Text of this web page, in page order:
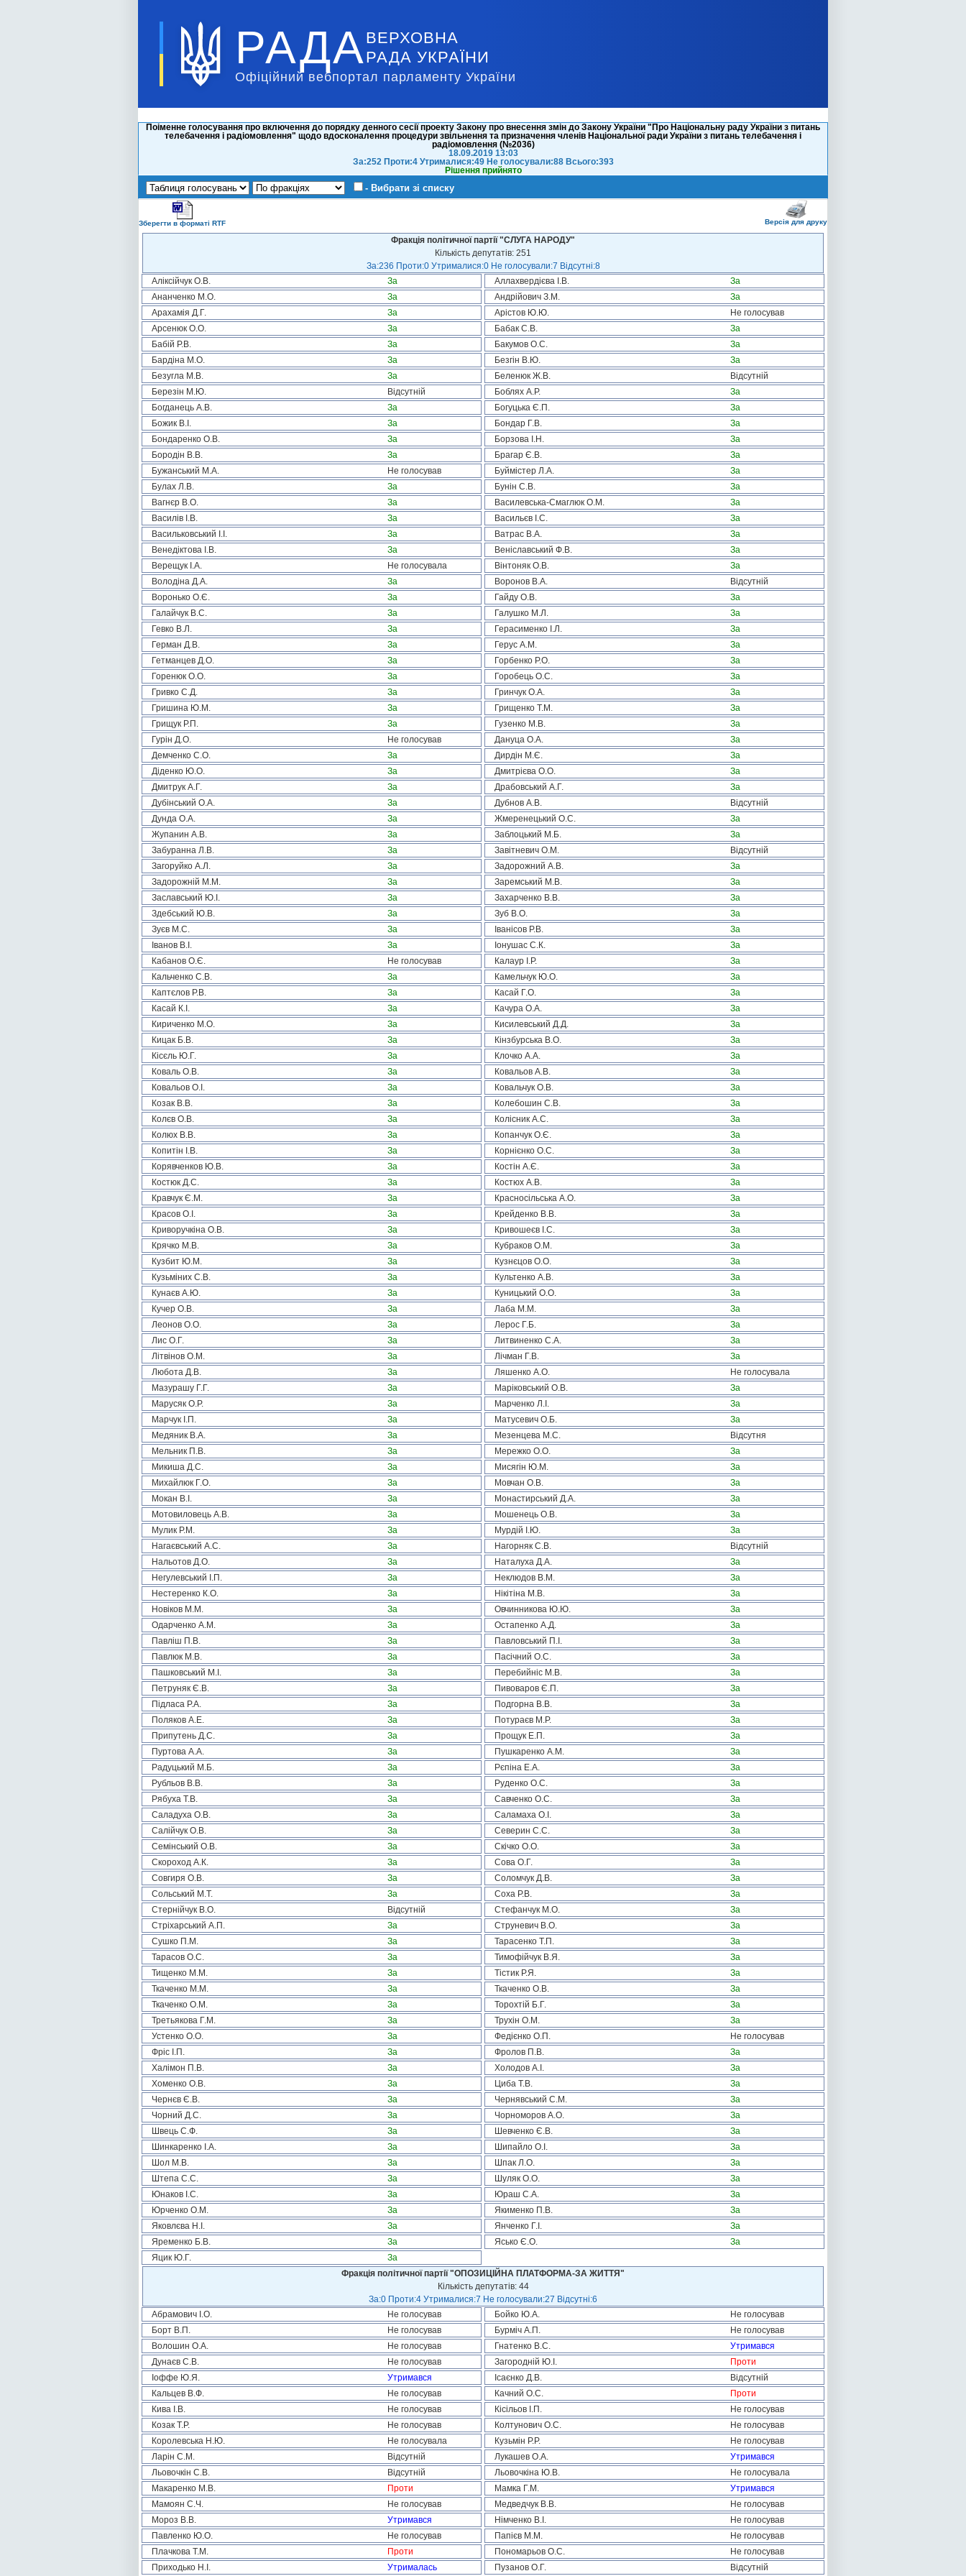
РАДА ВЕРХОВНА
РАДА УКРАЇНИ
Офіційний вебпортал парламенту України
Поіменне голосування про включення до порядку денного сесії проекту Закону про внесення змін до Закону України "Про Національну раду України з питань
телебачення і радіомовлення" щодо вдосконалення процедури звільнення та призначення членів Національної ради України з питань телебачення і
радіомовлення (№2036)
18.09.2019 13:03
За:252 Проти:4 Утрималися:49 Не голосували:88 Всього:393
Рішення прийнято
- Вибрати зі списку
Зберегти в форматі RTF Версія для друку
Фракція політичної партії "СЛУГА НАРОДУ"
Кількість депутатів: 251
За:236 Проти:0 Утрималися:0 Не голосували:7 Відсутні:8
Аліксійчук О.В.
За Аллахвердієва І.В.
За
Ананченко М.О.
За Андрійович З.М.
За
Арахамія Д.Г.
За Арістов Ю.Ю.
Не голосував
Арсенюк О.О.
За Бабак С.В.
За
Бабій Р.В.
За Бакумов О.С.
За
Бардіна М.О.
За Безгін В.Ю.
За
Безугла М.В.
За Беленюк Ж.В.
Відсутній
Березін М.Ю.
Відсутній Боблях А.Р.
За
Богданець А.В.
За Богуцька Є.П.
За
Божик В.І.
За Бондар Г.В.
За
Бондаренко О.В.
За Борзова І.Н.
За
Бородін В.В.
За Брагар Є.В.
За
Бужанський М.А.
Не голосував Буймістер Л.А.
За
Булах Л.В.
За Бунін С.В.
За
Вагнєр В.О.
За Василевська-Смаглюк О.М.
За
Василів І.В.
За Васильєв І.С.
За
Васильковський І.І.
За Ватрас В.А.
За
Венедіктова І.В.
За Веніславський Ф.В.
За
Верещук І.А.
Не голосувала Вінтоняк О.В.
За
Володіна Д.А.
За Воронов В.А.
Відсутній
Воронько О.Є.
За Гайду О.В.
За
Галайчук В.С.
За Галушко М.Л.
За
Гевко В.Л.
За Герасименко І.Л.
За
Герман Д.В.
За Герус А.М.
За
Гетманцев Д.О.
За Горбенко Р.О.
За
Горенюк О.О.
За Горобець О.С.
За
Гривко С.Д.
За Гринчук О.А.
За
Гришина Ю.М.
За Грищенко Т.М.
За
Грищук Р.П.
За Гузенко М.В.
За
Гурін Д.О.
Не голосував Дануца О.А.
За
Демченко С.О.
За Дирдін М.Є.
За
Діденко Ю.О.
За Дмитрієва О.О.
За
Дмитрук А.Г.
За Драбовський А.Г.
За
Дубінський О.А.
За Дубнов А.В.
Відсутній
Дунда О.А.
За Жмеренецький О.С.
За
Жупанин А.В.
За Заблоцький М.Б.
За
Забуранна Л.В.
За Завітневич О.М.
Відсутній
Загоруйко А.Л.
За Задорожний А.В.
За
Задорожній М.М.
За Заремський М.В.
За
Заславський Ю.І.
За Захарченко В.В.
За
Здебський Ю.В.
За Зуб В.О.
За
Зуєв М.С.
За Іванісов Р.В.
За
Іванов В.І.
За Іонушас С.К.
За
Кабанов О.Є.
Не голосував Калаур І.Р.
За
Кальченко С.В.
За Камельчук Ю.О.
За
Каптєлов Р.В.
За Касай Г.О.
За
Касай К.І.
За Качура О.А.
За
Кириченко М.О.
За Кисилевський Д.Д.
За
Кицак Б.В.
За Кінзбурська В.О.
За
Кісєль Ю.Г.
За Клочко А.А.
За
Коваль О.В.
За Ковальов А.В.
За
Ковальов О.І.
За Ковальчук О.В.
За
Козак В.В.
За Колебошин С.В.
За
Колєв О.В.
За Колісник А.С.
За
Колюх В.В.
За Копанчук О.Є.
За
Копитін І.В.
За Корнієнко О.С.
За
Корявченков Ю.В.
За Костін А.Є.
За
Костюк Д.С.
За Костюх А.В.
За
Кравчук Є.М.
За Красносільська А.О.
За
Красов О.І.
За Крейденко В.В.
За
Криворучкіна О.В.
За Кривошеєв І.С.
За
Крячко М.В.
За Кубраков О.М.
За
Кузбит Ю.М.
За Кузнєцов О.О.
За
Кузьміних С.В.
За Культенко А.В.
За
Кунаєв А.Ю.
За Куницький О.О.
За
Кучер О.В.
За Лаба М.М.
За
Леонов О.О.
За Лерос Г.Б.
За
Лис О.Г.
За Литвиненко С.А.
За
Літвінов О.М.
За Лічман Г.В.
За
Любота Д.В.
За Ляшенко А.О.
Не голосувала
Мазурашу Г.Г.
За Маріковський О.В.
За
Марусяк О.Р.
За Марченко Л.І.
За
Марчук І.П.
За Матусевич О.Б.
За
Медяник В.А.
За Мезенцева М.С.
Відсутня
Мельник П.В.
За Мережко О.О.
За
Микиша Д.С.
За Мисягін Ю.М.
За
Михайлюк Г.О.
За Мовчан О.В.
За
Мокан В.І.
За Монастирський Д.А.
За
Мотовиловець А.В.
За Мошенець О.В.
За
Мулик Р.М.
За Мурдій І.Ю.
За
Нагаєвський А.С.
За Нагорняк С.В.
Відсутній
Нальотов Д.О.
За Наталуха Д.А.
За
Негулевський І.П.
За Неклюдов В.М.
За
Нестеренко К.О.
За Нікітіна М.В.
За
Новіков М.М.
За Овчинникова Ю.Ю.
За
Одарченко А.М.
За Остапенко А.Д.
За
Павліш П.В.
За Павловський П.І.
За
Павлюк М.В.
За Пасічний О.С.
За
Пашковський М.І.
За Перебийніс М.В.
За
Петруняк Є.В.
За Пивоваров Є.П.
За
Підласа Р.А.
За Подгорна В.В.
За
Поляков А.Е.
За Потураєв М.Р.
За
Припутень Д.С.
За Прощук Е.П.
За
Пуртова А.А.
За Пушкаренко А.М.
За
Радуцький М.Б.
За Рєпіна Е.А.
За
Рубльов В.В.
За Руденко О.С.
За
Рябуха Т.В.
За Савченко О.С.
За
Саладуха О.В.
За Саламаха О.І.
За
Салійчук О.В.
За Северин С.С.
За
Семінський О.В.
За Скічко О.О.
За
Скороход А.К.
За Сова О.Г.
За
Совгиря О.В.
За Соломчук Д.В.
За
Сольський М.Т.
За Соха Р.В.
За
Стернійчук В.О.
Відсутній Стефанчук М.О.
За
Стріхарський А.П.
За Струневич В.О.
За
Сушко П.М.
За Тарасенко Т.П.
За
Тарасов О.С.
За Тимофійчук В.Я.
За
Тищенко М.М.
За Тістик Р.Я.
За
Ткаченко М.М.
За Ткаченко О.В.
За
Ткаченко О.М.
За Торохтій Б.Г.
За
Третьякова Г.М.
За Трухін О.М.
За
Устенко О.О.
За Федієнко О.П.
Не голосував
Фріс І.П.
За Фролов П.В.
За
Халімон П.В.
За Холодов А.І.
За
Хоменко О.В.
За Циба Т.В.
За
Чернєв Є.В.
За Чернявський С.М.
За
Чорний Д.С.
За Чорноморов А.О.
За
Швець С.Ф.
За Шевченко Є.В.
За
Шинкаренко І.А.
За Шипайло О.І.
За
Шол М.В.
За Шпак Л.О.
За
Штепа С.С.
За Шуляк О.О.
За
Юнаков І.С.
За Юраш С.А.
За
Юрченко О.М.
За Якименко П.В.
За
Яковлєва Н.І.
За Янченко Г.І.
За
Яременко Б.В.
За Ясько Є.О.
За
Яцик Ю.Г.
За
Фракція політичної партії "ОПОЗИЦІЙНА ПЛАТФОРМА-ЗА ЖИТТЯ"
Кількість депутатів: 44
За:0 Проти:4 Утрималися:7 Не голосували:27 Відсутні:6
Абрамович І.О.
Не голосував Бойко Ю.А.
Не голосував
Борт В.П.
Не голосував Бурміч А.П.
Не голосував
Волошин О.А.
Не голосував Гнатенко В.С.
Утримався
Дунаєв С.В.
Не голосував Загородній Ю.І.
Проти
Іоффе Ю.Я.
Утримався Ісаєнко Д.В.
Відсутній
Кальцев В.Ф.
Не голосував Качний О.С.
Проти
Кива І.В.
Не голосував Кісільов І.П.
Не голосував
Козак Т.Р.
Не голосував Колтунович О.С.
Не голосував
Королевська Н.Ю.
Не голосувала Кузьмін Р.Р.
Не голосував
Ларін С.М.
Відсутній Лукашев О.А.
Утримався
Льовочкін С.В.
Відсутній Льовочкіна Ю.В.
Не голосувала
Макаренко М.В.
Проти Мамка Г.М.
Утримався
Мамоян С.Ч.
Не голосував Медведчук В.В.
Не голосував
Мороз В.В.
Утримався Німченко В.І.
Не голосував
Павленко Ю.О.
Не голосував Папієв М.М.
Не голосував
Плачкова Т.М.
Проти Пономарьов О.С.
Не голосував
Приходько Н.І.
Утрималась Пузанов О.Г. Відсутній